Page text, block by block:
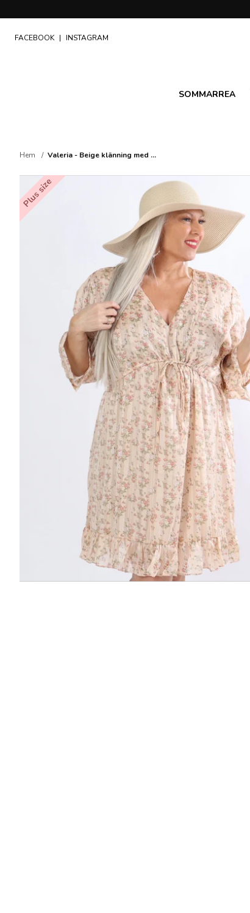
FACEBOOK | INSTAGRAM
SOMMARREA
Hem Valeria - Beige klänning med ...
Plus size